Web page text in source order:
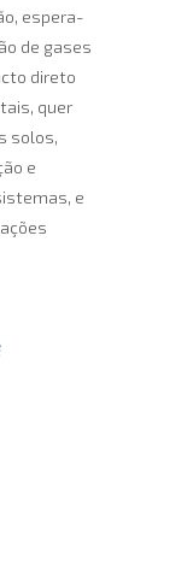
espera-
de gases
direto
quer
solos,
e
e